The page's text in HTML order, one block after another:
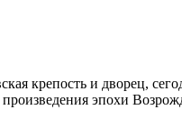
крепость и дворец,
эпохи